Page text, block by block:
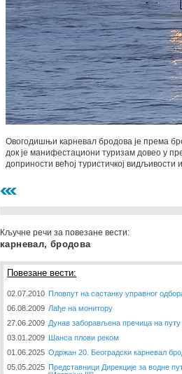
Овогодишњи карневал бродова је према
док је манифестациони туризам довео у
доприности већој туристичкој
Кључне речи за повезане вести:
карневал, бродова
Повезане вести:
02.07.2010 Пловпут на састанку управног
06.08.2009 Лађе на монитору
27.06.2009 Дунав заборављена пречица на путу
03.01.2009 Шанса плови реком
01.06.2025 Одржан 20. Београдски карневал
05.05.2025 Представници Дирекције за водне